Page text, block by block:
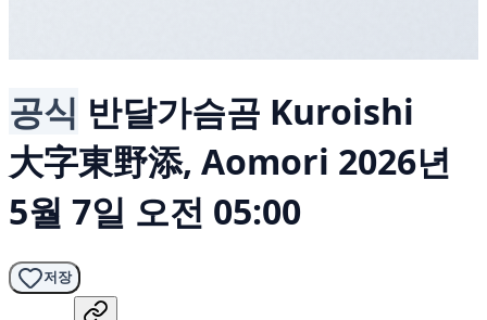
공식 반달가슴곰 Kuroishi
大字東野添, Aomori 2026년
5월 7일 오전 05:00
저장